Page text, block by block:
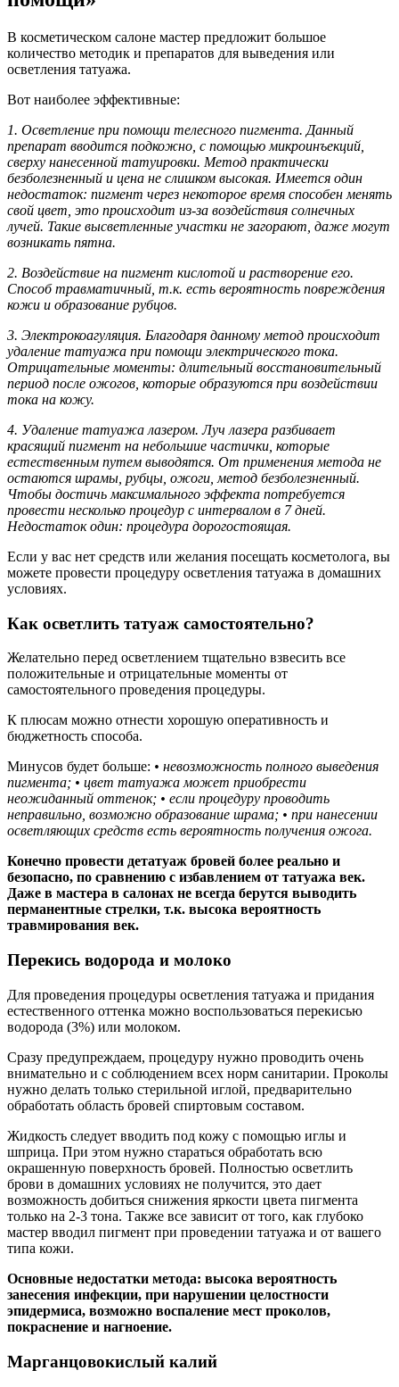
В косметическом салоне мастер предложит большое
количество методик и препаратов для выведения или
осветления татуажа.
Вот наиболее эффективные:
1. Осветление при помощи телесного пигмента. Данный
препарат вводится подкожно, с помощью микроинъекций,
сверху нанесенной татуировки. Метод практически
безболезненный и цена не слишком высокая. Имеется один
недостаток: пигмент через некоторое время способен менять
свой цвет, это происходит из-за воздействия солнечных
лучей. Такие высветленные участки не загорают, даже могут
возникать пятна.
2. Воздействие на пигмент кислотой и растворение его.
Способ травматичный, т.к. есть вероятность повреждения
кожи и образование рубцов.
3. Электрокоагуляция. Благодаря данному метод происходит
удаление татуажа при помощи электрического тока.
Отрицательные моменты: длительный восстановительный
период после ожогов, которые образуются при воздействии
тока на кожу.
4. Удаление татуажа лазером. Луч лазера разбивает
красящий пигмент на небольшие частички, которые
естественным путем выводятся. От применения метода не
остаются шрамы, рубцы, ожоги, метод безболезненный.
Чтобы достичь максимального эффекта потребуется
провести несколько процедур с интервалом в 7 дней.
Недостаток один: процедура дорогостоящая.
Если у вас нет средств или желания посещать косметолога, вы
можете провести процедуру осветления татуажа в домашних
условиях.
Как осветлить татуаж самостоятельно?
Желательно перед осветлением тщательно взвесить все
положительные и отрицательные моменты от
самостоятельного проведения процедуры.
К плюсам можно отнести хорошую оперативность и
бюджетность способа.
Минусов будет больше: • невозможность полного выведения
пигмента; • цвет татуажа может приобрести
неожиданный оттенок; • если процедуру проводить
неправильно, возможно образование шрама; • при нанесении
осветляющих средств есть вероятность получения ожога.
Конечно провести детатуаж бровей более реально и
безопасно, по сравнению с избавлением от татуажа век.
Даже в мастера в салонах не всегда берутся выводить
перманентные стрелки, т.к. высока вероятность
травмирования век.
Перекись водорода и молоко
Для проведения процедуры осветления татуажа и придания
естественного оттенка можно воспользоваться перекисью
водорода (3%) или молоком.
Сразу предупреждаем, процедуру нужно проводить очень
внимательно и с соблюдением всех норм санитарии. Проколы
нужно делать только стерильной иглой, предварительно
обработать область бровей спиртовым составом.
Жидкость следует вводить под кожу с помощью иглы и
шприца. При этом нужно стараться обработать всю
окрашенную поверхность бровей. Полностью осветлить
брови в домашних условиях не получится, это дает
возможность добиться снижения яркости цвета пигмента
только на 2-3 тона. Также все зависит от того, как глубоко
мастер вводил пигмент при проведении татуажа и от вашего
типа кожи.
Основные недостатки метода: высока вероятность
занесения инфекции, при нарушении целостности
эпидермиса, возможно воспаление мест проколов,
покраснение и нагноение.
Марганцовокислый калий